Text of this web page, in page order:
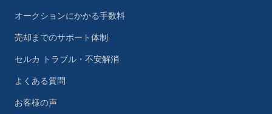
オークションにかかる手数料
売却までのサポート体制
セルカ トラブル・不安解消
よくある質問
お客様の声